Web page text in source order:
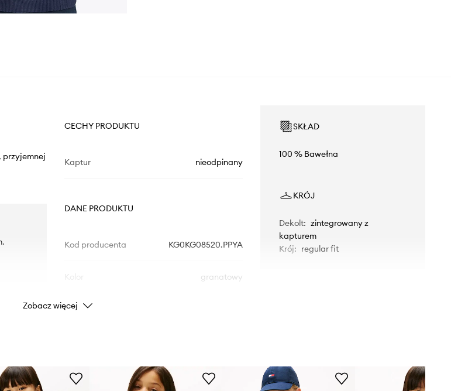
przyjemnej
CECHY PRODUKTU
Kaptur nieodpinany
DANE PRODUKTU
Kod producenta KG0KG08520.PPYA
granatowy
Marka
ID Produktu
SKŁAD
100 % Bawełna
KRÓJ
Dekolt: zintegrowany z
kapturem
Krój: regular fit
Zobacz więcej